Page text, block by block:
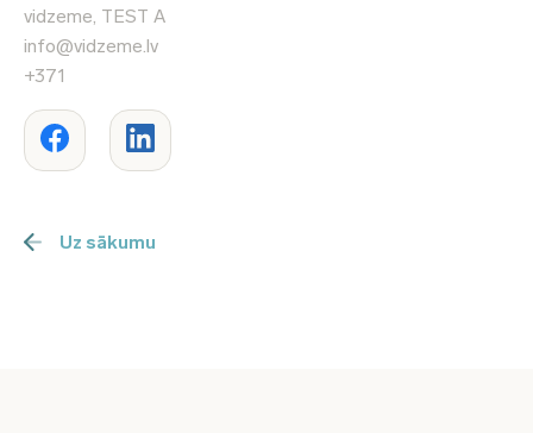
vidzeme, TEST A
info@vidzeme.lv
+371
Uz sākumu